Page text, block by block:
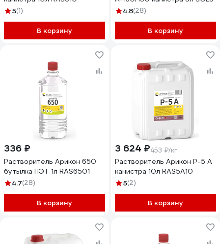
5(1)
В корзину
4.8(28)
В корзину
336 ₽
Растворитель Арикон 650
бутылка ПЭТ 1л RAS6501
4.7(28)
В корзину
3 624 ₽453 ₽/кг
Растворитель Арикон Р-5 А
канистра 10л RAS5A10
5(2)
В корзину